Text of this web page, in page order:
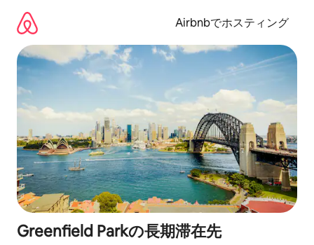
Airbnbでホスティング
Greenfield Parkの長期滞在先